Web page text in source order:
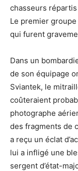
chasseurs
Le premier
qui furent
Dans un
de son équipage
Sviantek, le
coûteraient
photographe
des fragments de
a reçu un éclat
lui a infligé une
sergent d’état-